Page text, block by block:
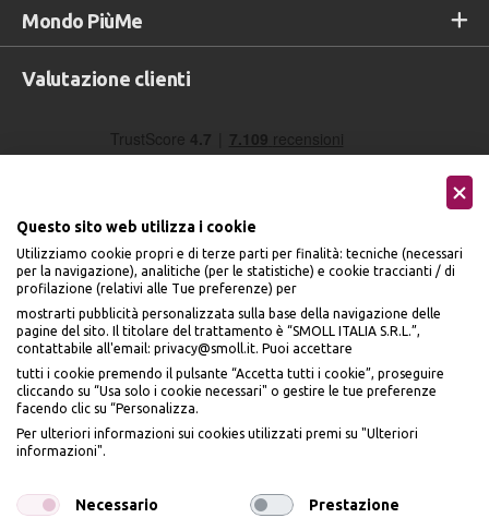
Mondo PiùMe
Valutazione clienti
Accettiamo
Seguici sui social
Questo sito web utilizza i cookie
Utilizziamo cookie propri e di terze parti per finalità: tecniche (necessari
per la navigazione), analitiche (per le statistiche) e cookie traccianti / di
profilazione (relativi alle Tue preferenze) per
mostrarti pubblicità personalizzata sulla base della navigazione delle
pagine del sito. Il titolare del trattamento è “SMOLL ITALIA S.R.L.”,
contattabile all'email: privacy@smoll.it. Puoi accettare
tutti i cookie premendo il pulsante “Accetta tutti i cookie”, proseguire
cliccando su “Usa solo i cookie necessari" o gestire le tue preferenze
facendo clic su “Personalizza.
Per ulteriori informazioni sui cookies utilizzati premi su "Ulteriori
informazioni".
Necessario Prestazione
BENVENUTO DA
PIÙME
IL10% DI SCONTO